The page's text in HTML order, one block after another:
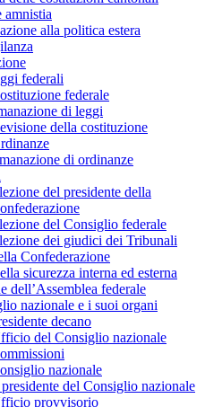
amnistia
alla politica estera
federali
federale
di leggi
della costituzione
di ordinanze
del presidente della
del Consiglio federale
dei giudici dei Tribunali
Confederazione
sicurezza interna ed esterna
dell’Assemblea federale
nazionale e i suoi organi
decano
del Consiglio nazionale
nazionale
del Consiglio nazionale
provvisorio